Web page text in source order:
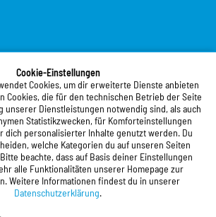
Cookie-Einstellungen
Cookies, um dir erweiterte Dienste anbieten
Cookies, die für den technischen Betrieb der Seite
unserer Dienstleistungen notwendig sind, als auch
Statistikzwecken, für Komforteinstellungen
dich personalisierter Inhalte genutzt werden. Du
welche Kategorien du auf unseren Seiten
beachte, dass auf Basis deiner Einstellungen
alle Funktionalitäten unserer Homepage zur
Weitere Informationen findest du in unserer
Datenschutzerklärung.
Vorderpfalz
Vorderpfalz
Rechts
Pfalz